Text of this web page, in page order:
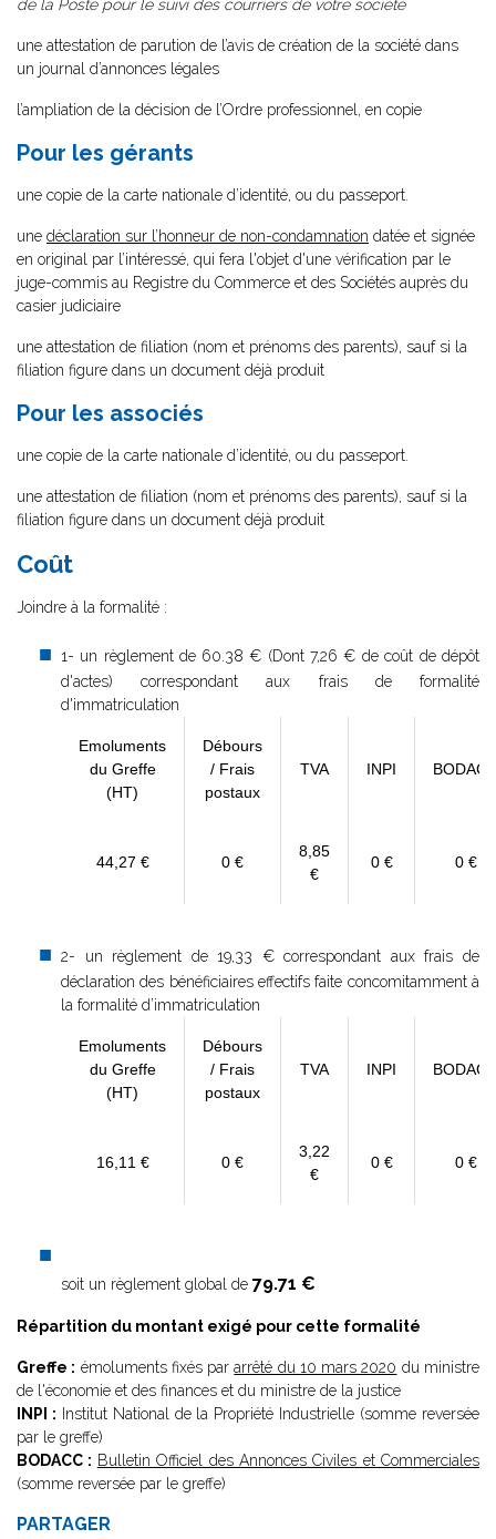
de la Poste pour le suivi des courriers de votre société
une attestation de parution de l’avis de création de la société dans
un journal d’annonces légales
l’ampliation de la décision de l’Ordre professionnel, en copie
Pour les gérants
une copie de la carte nationale d’identité, ou du passeport.
une déclaration sur l’honneur de non-condamnation datée et signée
en original par l’intéressé, qui fera l'objet d'une vérification par le
juge-commis au Registre du Commerce et des Sociétés auprès du
casier judiciaire
une attestation de filiation (nom et prénoms des parents), sauf si la
filiation figure dans un document déjà produit
Pour les associés
une copie de la carte nationale d’identité, ou du passeport.
une attestation de filiation (nom et prénoms des parents), sauf si la
filiation figure dans un document déjà produit
Coût
Joindre à la formalité :
1- un règlement de 60.38 € (Dont 7,26 € de coût de dépôt
d'actes) correspondant aux frais de formalité
d'immatriculation
Emoluments
du Greffe
(HT)
Débours
/ Frais
postaux
TVA INPI
44,27 € 0 €
8,85
€
0 € 0 €
2- un règlement de 19,33 € correspondant aux frais de
déclaration des bénéficiaires effectifs faite concomitamment à
la formalité d’immatriculation
Emoluments
du Greffe
(HT)
Débours
/ Frais
postaux
TVA INPI
16,11 € 0 €
3,22
€
0 € 0 €
soit un règlement global de 79.71 €
Répartition du montant exigé pour cette formalité
Greffe : émoluments fixés pararrêté du 10 mars 2020 du ministre
de l'économie et des finances et du ministre de la justice
INPI : Institut National de la Propriété Industrielle (somme reversée
par le greffe)
BODACC : Bulletin Officiel des Annonces Civiles et Commerciales
(somme reversée par le greffe)
PARTAGER